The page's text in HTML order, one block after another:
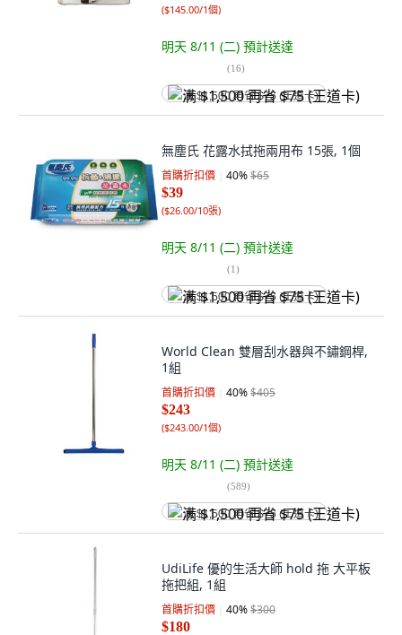
($145.00/1個)
明天 8/11 (二) 預計送達
(16)
满 $1,500 再省 $75 (王道卡)
無塵氏 花露水拭拖兩用布 15張, 1個
首購折扣價 40%$65
$39
($26.00/10張)
明天 8/11 (二) 預計送達
(1)
满 $1,500 再省 $75 (王道卡)
World Clean 雙層刮水器與不鏽鋼桿,
1組
首購折扣價 40%$405
$243
($243.00/1個)
明天 8/11 (二) 預計送達
(589)
满 $1,500 再省 $75 (王道卡)
UdiLife 優的生活大師 hold 拖 大平板
拖把組, 1組
首購折扣價 40%$300
$180